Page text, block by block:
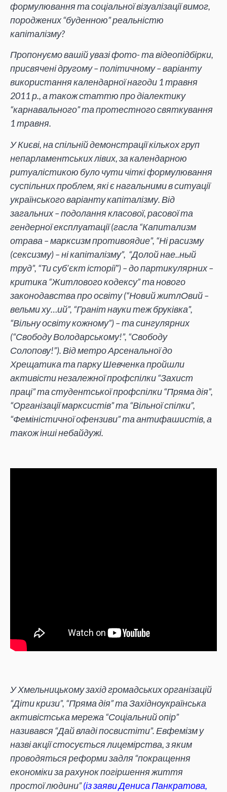
формулювання та соціальної візуалізації вимог,
породжених “буденною” реальністю
капіталізму?
Пропонуємо вашій увазі фото- та відеопідбірки,
присвячені другому – політичному – варіанту
використання календарної нагоди 1 травня
2011 р., а також статтю про діалектику
“карнавального” та протестного святкування
1 травня.
У Києві, на спільній демонстрації кількох груп
непарламентських лівих, за календарною
ритуалістикою було чути чіткі формулювання
суспільних проблем, які є нагальними в ситуації
українського варіанту капіталізму. Від
загальних – подолання класової, расової та
гендерної експлуатації (гасла “Капитализм
отрава – марксизм противоядие”, “Ні расизму
(сексизму) – ні капіталізму”, “Долой нае..ный
труд”, “Ти суб’єкт історії”) – до партикулярних –
критика “Житлового кодексу” та нового
законодавства про освіту (“Новий житлОвий –
вельми ху…ий”, “Граніт науки теж бруківка”,
“Вільну освіту кожному”) – та сингулярних
(“Свободу Володарському!”, “Свободу
Солопову!”). Від метро Арсенальної до
Хрещатика та парку Шевченка пройшли
активісти незалежної профспілки “Захист
праці” та студентської профспілки “Пряма дія”,
“Організації марксистів” та “Вільної спілки”,
“Феміністичної офензиви” та антифашистів, а
також інші небайдужі.
У Хмельницькому захід громадських організацій
“Діти кризи”, “Пряма дія” та Західноукраїнська
активістська мережа “Соціальний опір”
називався “Дай владі посвистіти”. Евфемізм у
назві акції стосується лицемірства, з яким
проводяться реформи задля “покращення
економіки за рахунок погіршення життя
простої людини”(із заяви Дениса Панкратова,